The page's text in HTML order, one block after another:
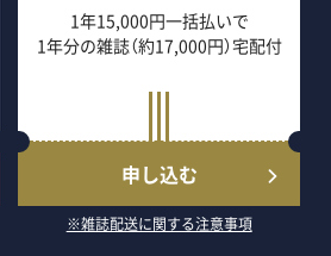
1年15,000円一括払いで
1年分の雑誌（約17,000円）宅配付
申し込む
※雑誌配送に関する注意事項